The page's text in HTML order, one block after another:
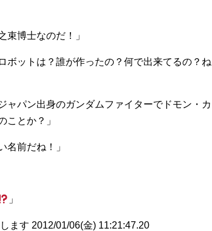
束博士なのだ！」
ボットは？誰が作ったの？何で出来てるの？ね
ャパン出身のガンダムファイターでドモン・カ
ことか？」
名前だね！」
」
ます 2012/01/06(金) 11:21:47.20